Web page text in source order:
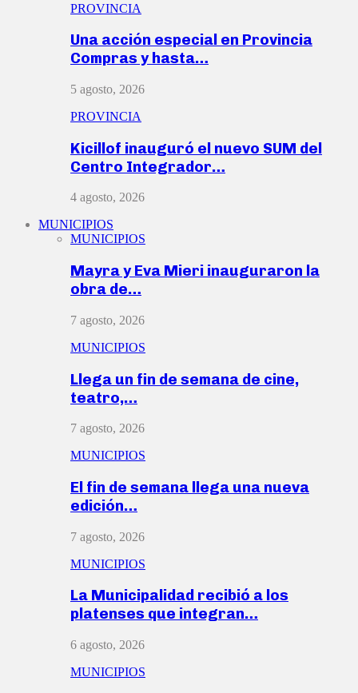
PROVINCIA
Una acción especial en Provincia
Compras y hasta…
5 agosto, 2026
PROVINCIA
Kicillof inauguró el nuevo SUM del
Centro Integrador…
4 agosto, 2026
MUNICIPIOS
MUNICIPIOS
Mayra y Eva Mieri inauguraron la
obra de…
7 agosto, 2026
MUNICIPIOS
Llega un fin de semana de cine,
teatro,…
7 agosto, 2026
MUNICIPIOS
El fin de semana llega una nueva
edición…
7 agosto, 2026
MUNICIPIOS
La Municipalidad recibió a los
platenses que integran…
6 agosto, 2026
MUNICIPIOS